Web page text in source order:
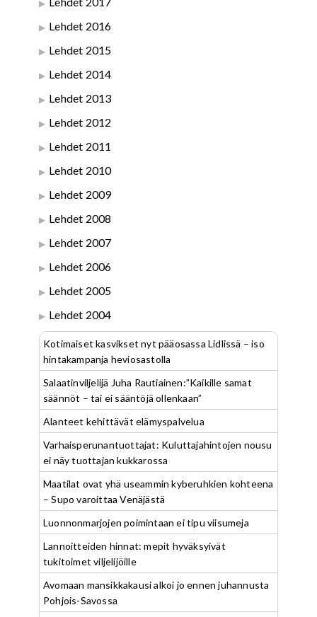
Lehdet 2016
Lehdet 2015
Lehdet 2014
Lehdet 2013
Lehdet 2012
Lehdet 2011
Lehdet 2010
Lehdet 2009
Lehdet 2008
Lehdet 2007
Lehdet 2006
Lehdet 2005
Lehdet 2004
Kotimaiset kasvikset nyt pääosassa Lidlissä – iso
hintakampanja heviosastolla
Salaatinviljelijä Juha Rautiainen:”Kaikille samat
säännöt – tai ei sääntöjä ollenkaan”
Alanteet kehittävät elämyspalvelua
Varhaisperunantuottajat: Kuluttajahintojen nousu
ei näy tuottajan kukkarossa
Maatilat ovat yhä useammin kyberuhkien kohteena
– Supo varoittaa Venäjästä
Luonnonmarjojen poimintaan ei tipu viisumeja
Lannoitteiden hinnat: mepit hyväksyivät
tukitoimet viljelijöille
Avomaan mansikkakausi alkoi jo ennen juhannusta
Pohjois-Savossa